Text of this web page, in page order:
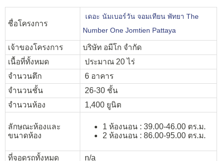
ชื่อโครงการ
เดอะ นัมเบอร์วัน จอมเทียน พัทยา The
Number One Jomtien Pattaya
เจ้าของโครงการ
บริษัท อมีโก จำกัด
เนื้อที่ทั้งหมด
ประมาณ 20 ไร่
จำนวนตึก
6 อาคาร
จำนวนชั้น
26-30 ชั้น
จำนวนห้อง
1,400 ยูนิต
ลักษณะห้องและ
ขนาดห้อง
1 ห้องนอน : 39.00-46.00 ตร.ม.
2 ห้องนอน : 86.00-95.00 ตร.ม.
ที่จอดรถทั้งหมด
n/a